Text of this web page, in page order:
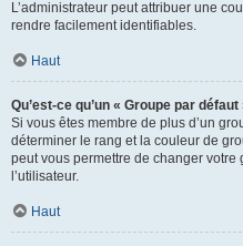
L’administrateur peut attribuer une
rendre facilement identifiables.
Haut
Qu’est-ce qu’un « Groupe par défaut
Si vous êtes membre de plus d’un
déterminer le rang et la couleur de
peut vous permettre de changer
l’utilisateur.
Haut